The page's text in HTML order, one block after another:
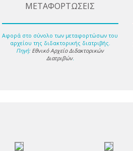
ΜΕΤΑΦΟΡΤΩΣΕΙΣ
Αφορά στο σύνολο των μεταφορτώσων του
αρχείου της διδακτορικής διατριβής.
Πηγή: Εθνικό Αρχείο Διδακτορικών
Διατριβών.